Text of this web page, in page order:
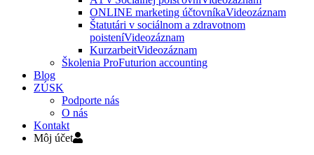
ONLINE marketing účtovníkaVideozáznam
Štatutári v sociálnom a zdravotnom
poisteníVideozáznam
KurzarbeitVideozáznam
Školenia ProFuturion accounting
Blog
ZÚSK
Podporte nás
O nás
Kontakt
Môj účet